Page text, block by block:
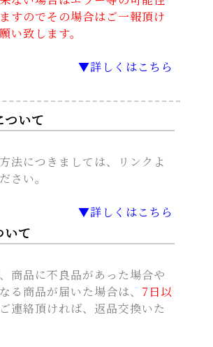
すのでその場合はご一報頂け
い致します。
▼詳しくはこちら
ついて
法につきましては、リンクよ
さい。
▼詳しくはこちら
いて
商品に不良品があった場合や
る商品が届いた場合は、 7日以
連絡頂ければ、返品交換いた